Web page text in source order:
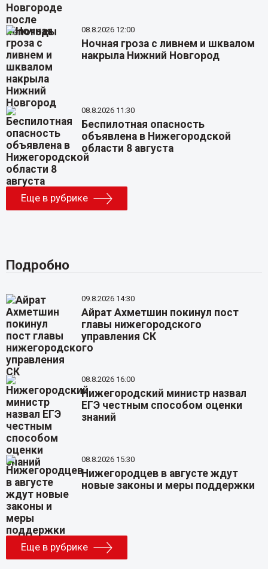
08.8.2026 12:00
Ночная гроза с ливнем и шквалом
накрыла Нижний Новгород
08.8.2026 11:30
Беспилотная опасность
объявлена в Нижегородской
области 8 августа
Еще в рубрике
Подробно
09.8.2026 14:30
Айрат Ахметшин покинул пост
главы нижегородского
управления СК
08.8.2026 16:00
Нижегородский министр назвал
ЕГЭ честным способом оценки
знаний
08.8.2026 15:30
Нижегородцев в августе ждут
новые законы и меры поддержки
Еще в рубрике